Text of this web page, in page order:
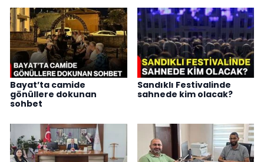
Bayat’ta camide
gönüllere dokunan
sohbet
Sandıklı Festivalinde
sahnede kim olacak?